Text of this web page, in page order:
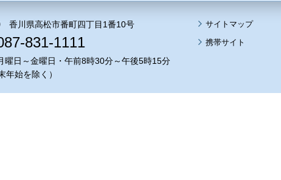
香川県高松市番町四丁目1番10号
831-1111
曜日～金曜日・午前8時30分～午後5時15分
年始を除く）
サイトマップ
携帯サイト